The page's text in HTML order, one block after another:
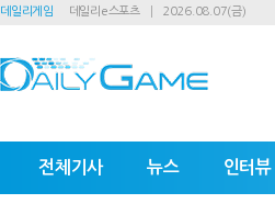
데일리게임 데일리e스포츠 2026.08.07(금)
전체기사 뉴스 인터뷰